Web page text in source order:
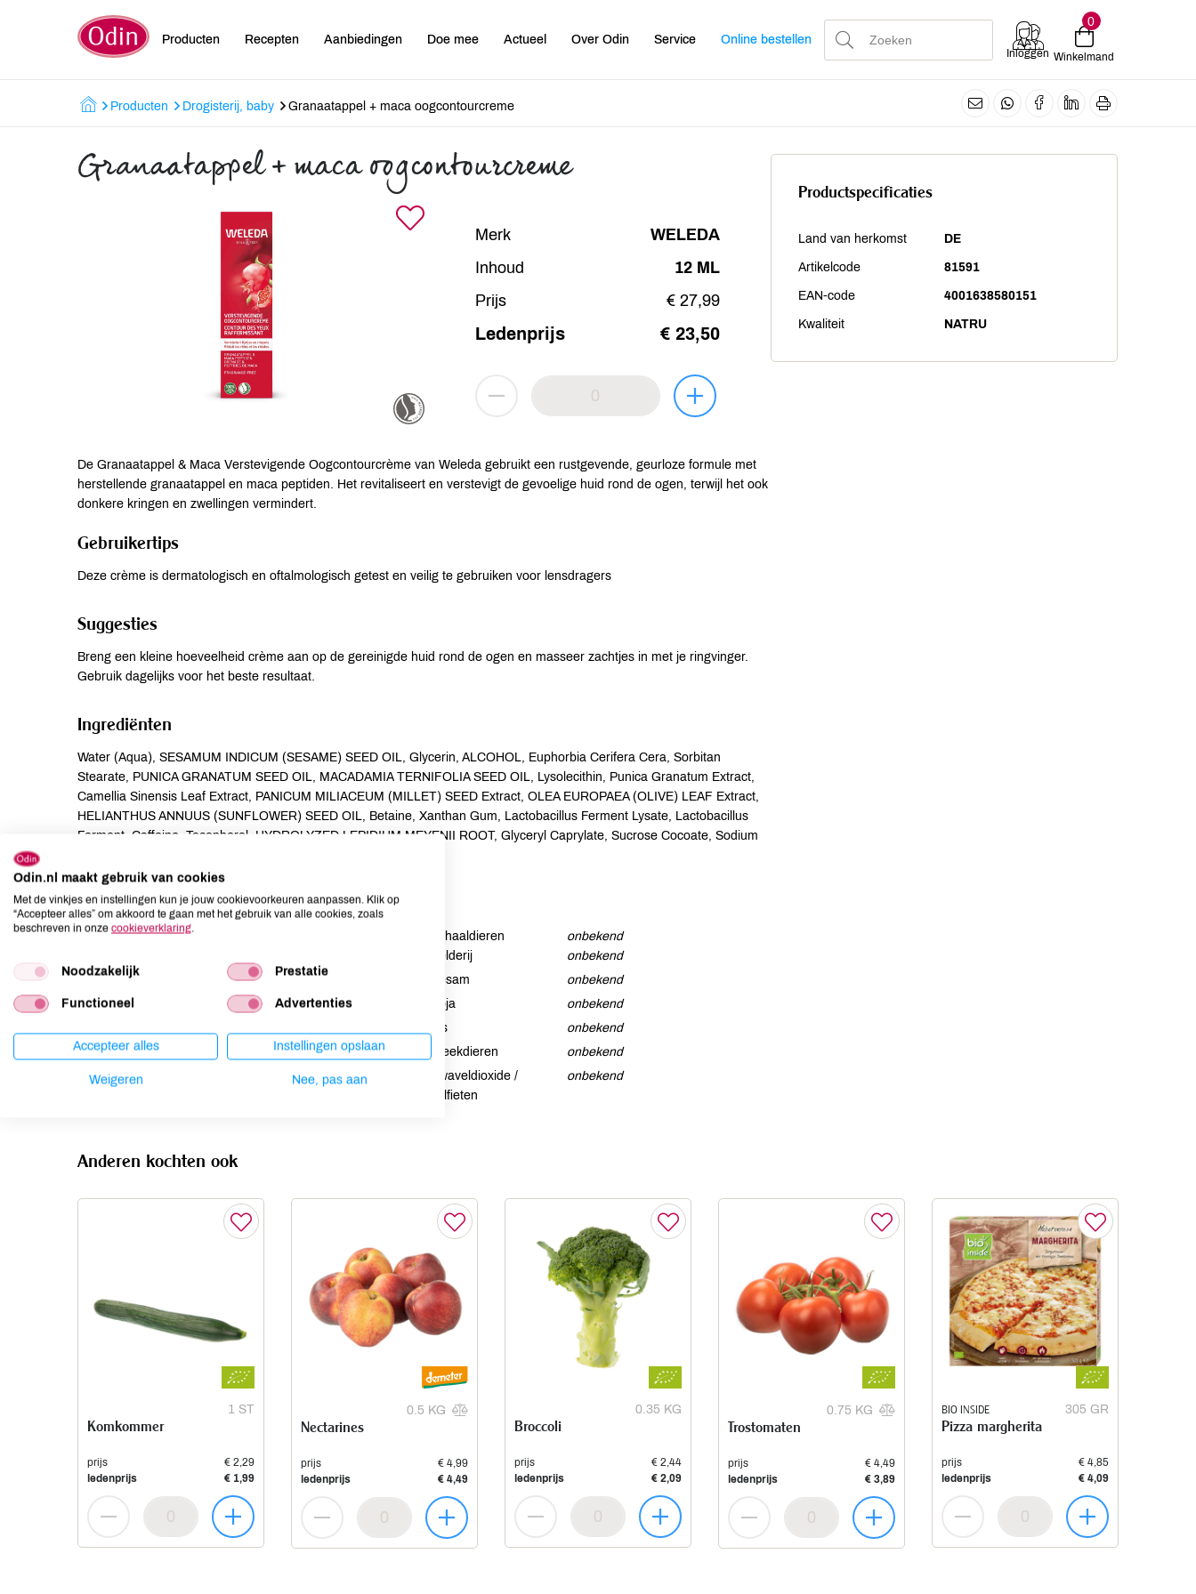
Producten Recepten Aanbiedingen Doe mee Actueel Over Odin Service Online bestellen
Inloggen
0
Winkelmand
Producten Drogisterij, baby Granaatappel + maca oogcontourcreme
Granaatappel + maca oogcontourcreme
Merk
WELEDA
Inhoud
12 ML
Prijs
€ 27,99
Ledenprijs € 23,50
De Granaatappel & Maca Verstevigende Oogcontourcrème van Weleda gebruikt een rustgevende, geurloze formule met
herstellende granaatappel en maca peptiden. Het revitaliseert en verstevigt de gevoelige huid rond de ogen, terwijl het ook
donkere kringen en zwellingen vermindert.
Gebruikertips
Deze crème is dermatologisch en oftalmologisch getest en veilig te gebruiken voor lensdragers
Suggesties
Breng een kleine hoeveelheid crème aan op de gereinigde huid rond de ogen en masseer zachtjes in met je ringvinger.
Gebruik dagelijks voor het beste resultaat.
Ingrediënten
Water (Aqua), SESAMUM INDICUM (SESAME) SEED OIL, Glycerin, ALCOHOL, Euphorbia Cerifera Cera, Sorbitan
Stearate, PUNICA GRANATUM SEED OIL, MACADAMIA TERNIFOLIA SEED OIL, Lysolecithin, Punica Granatum Extract,
Camellia Sinensis Leaf Extract, PANICUM MILIACEUM (MILLET) SEED Extract, OLEA EUROPAEA (OLIVE) LEAF Extract,
HELIANTHUS ANNUUS (SUNFLOWER) SEED OIL, Betaine, Xanthan Gum, Lactobacillus Ferment Lysate, Lactobacillus
Ferment, Caffeine, Tocopherol, HYDROLYZED LEPIDIUM MEYENII ROOT, Glyceryl Caprylate, Sucrose Cocoate, Sodium
Allergenen
Aardnoten
onbekend
onbekend
Lactose
onbekend
Lupine
onbekend
Mosterd
onbekend
Noten
Schaaldieren
onbekend
Selderij
onbekend
Sesam
onbekend
Soja
onbekend
Vis
onbekend
Weekdieren
onbekend
Zwaveldioxide /
sulfieten
onbekend
Productspecificaties
Land van herkomst DE
Artikelcode 81591
EAN-code 4001638580151
Kwaliteit NATRU
Anderen kochten ook
1 ST
Komkommer
prijs
€ 2,29
ledenprijs
€ 1,99
0.5 KG
Nectarines
prijs
€ 4,99
ledenprijs
€ 4,49
0.35 KG
Broccoli
prijs
€ 2,44
ledenprijs
€ 2,09
0.75 KG
Trostomaten
prijs
€ 4,49
ledenprijs
€ 3,89
BIO INSIDE 305 GR
Pizza margherita
prijs
€ 4,85
ledenprijs
€ 4,09
Odin.nl maakt gebruik van cookies
Met de vinkjes en instellingen kun je jouw cookievoorkeuren aanpassen. Klik op
“Accepteer alles” om akkoord te gaan met het gebruik van alle cookies, zoals
beschreven in onze cookieverklaring.
Noodzakelijk Prestatie
Functioneel Advertenties
Accepteer alles Instellingen opslaan
Weigeren Nee, pas aan